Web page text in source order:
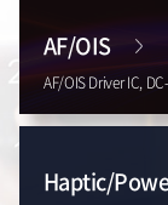
AF/OIS
AF/OIS Driver IC,
Haptic/